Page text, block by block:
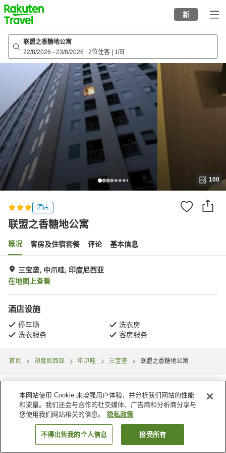
to
top
page
新
联盟之香糖地公寓
22/8/2026 - 23/8/2026 2位住客 1间
100
酒店
联盟之香糖地公寓
概况 客房及住宿套餐 评论 基本信息
三宝垄, 中爪哇, 印度尼西亚
在地图上查看
酒店设施
停车场
洗衣房
洗衣服务
客房服务
首页 印度尼西亚 中爪哇 三宝垄 联盟之香糖地公寓
搜索客房
本网站使用 Cookie 来增强用户体验，并分析我们网站的性能
和流量。我们还会与合作的社交媒体、广告商和分析商分享与
您使用我们网站相关的信息。
隐私政策
不得出售我的个人信息 接受所有